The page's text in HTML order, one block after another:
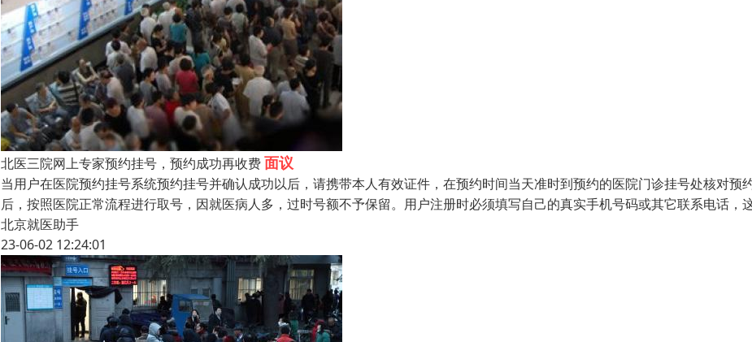
北医三院网上专家预约挂号，预约成功再收费面议
当用户在医院预约挂号系统预约挂号并确认成功以后，请携带本人有效证件，在预约时间当天准时到预约的医院门诊挂号处核对预
后，按照医院正常流程进行取号，因就医病人多，过时号额不予保留。用户注册时必须填写自己的真实手机号码或其它联系电话，
北京就医助手
23-06-02 12:24:01